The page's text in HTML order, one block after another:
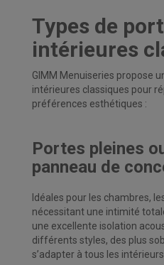
Types de
intérieures
GIMM Menuiseries propose
intérieures classiques pour
préférences esthétiques :
Portes pleines
panneau de
Idéales pour les chambres,
nécessitant une intimité
une excellente isolation
différents styles, des plus
s’adapter à tous les